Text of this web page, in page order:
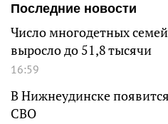
Последние новости
Число многодетных
выросло до 51,8 тысячи
16:59
В Нижнеудинске
СВО